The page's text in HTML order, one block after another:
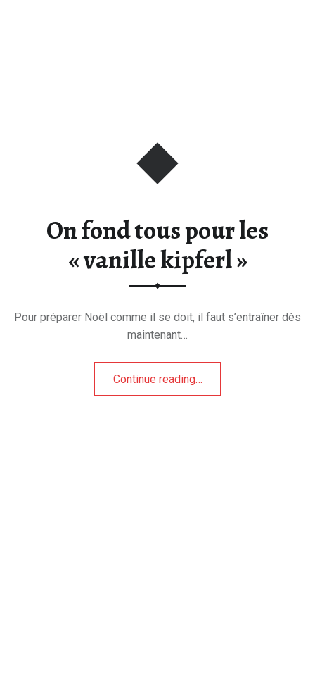
On fond tous pour les
« vanille kipferl »
Pour préparer Noël comme il se doit, il faut s’entraîner dès
maintenant…
Continue reading“On fond tous pour les « vanille kipferl »”
…